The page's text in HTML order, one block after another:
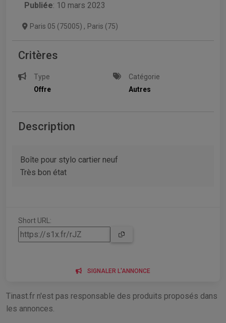
Publiée: 10 mars 2023
Paris 05 (75005) , Paris (75)
Critères
Type
Offre
Catégorie
Autres
Description
Boîte pour stylo cartier neuf
Très bon état
Short URL:
SIGNALER L'ANNONCE
Tinast.fr n'est pas responsable des produits proposés dans
les annonces.